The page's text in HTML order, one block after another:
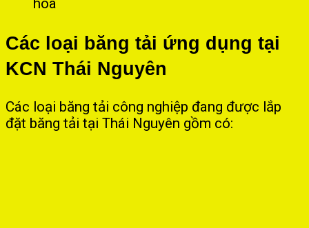
Các loại băng tải ứng dụng tại
KCN Thái Nguyên
Các loại băng tải công nghiệp đang được lắp
đặt băng tải tại Thái Nguyên gồm có: